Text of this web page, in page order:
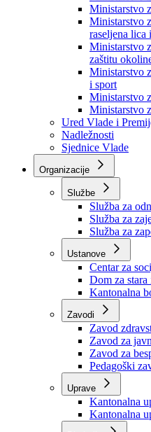
Ministarstva
Ministarstvo
Ministarstvo
Ministarstvo
Ministarstvo
raseljena lica
Ministarstvo
zaštitu
Ministarstvo
i sport
Ministarstvo
Ministarstvo
Ured Vlade i
Nadležnosti
Sjednice Vlade
Organizacije
Službe
Služba za
Služba za
Služba za
Ustanove
Centar za
Dom za stara
Kantonalna
Zavodi
Zavod
Zavod za
Zavod za
Pedagoški